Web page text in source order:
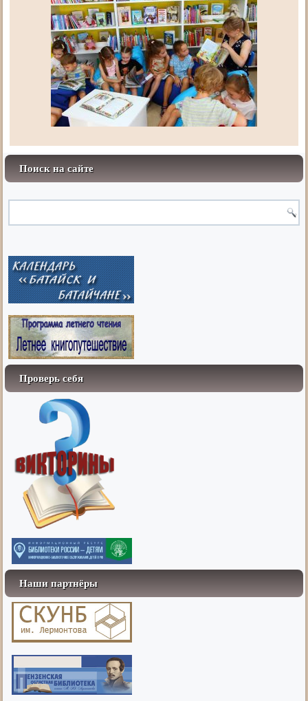
Поиск на сайте
Проверь себя
Наши партнёры